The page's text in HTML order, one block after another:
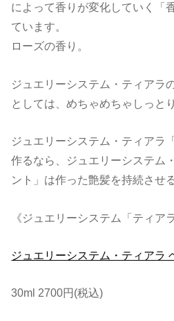
によって香りが変化していく「
ています。
ローズの香り。
ジュエリーシステム・ティアラ
としては、めちゃめちゃしっと
ジュエリーシステム・ティアラ
作るなら、ジュエリーシステム
ント」は作った艶髪を持続させ
《ジュエリーシステム「ティア
ジュエリーシステム・ティアラ
30ml 2700円(税込)